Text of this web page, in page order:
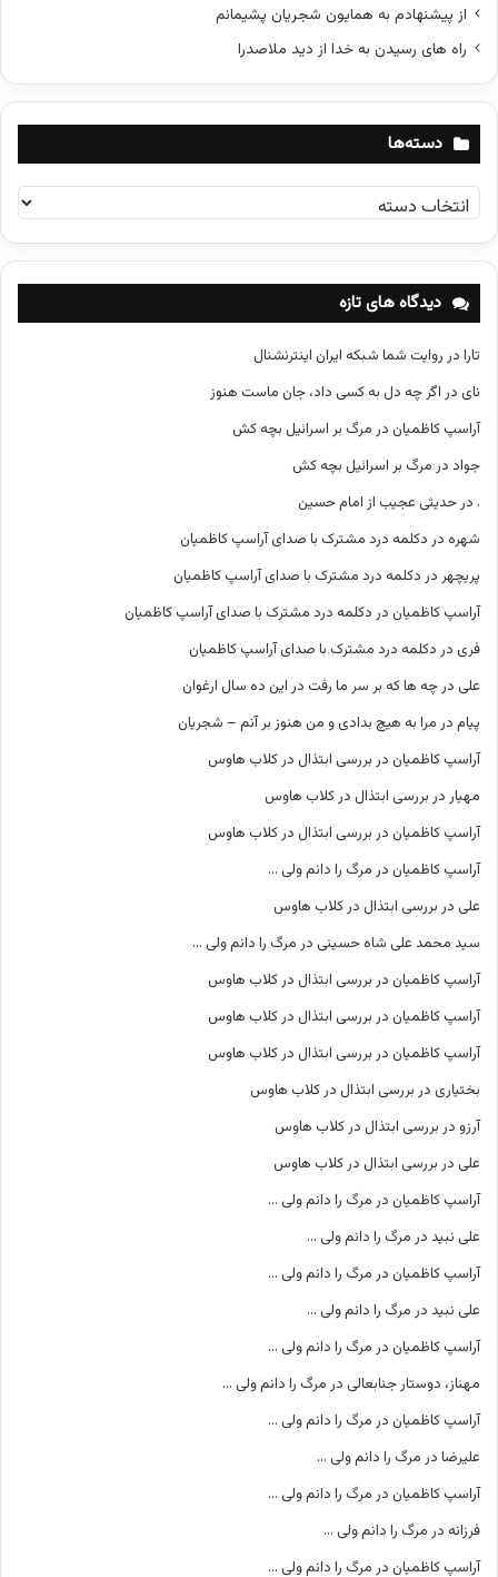
از پیشنهادم به همایون شجریان پشیمانم
راه های رسیدن به خدا از دید ملاصدرا
دسته‌ها
س
ت
ه‌
ه
دیدگاه های تازه
تارا در روایت شما شبکه ایران اینترنشنال
نای در اگر چه دل به کسی داد، جان ماست هنوز
آراسپ کاظمیان در مرگ بر اسرائیل بچه کش
جواد در مرگ بر اسرائیل بچه کش
. درحدیثی عجیب از امام حسین
شهره در دکلمه درد مشترک با صدای آراسپ کاظمیان
پریچهر در دکلمه درد مشترک با صدای آراسپ کاظمیان
آراسپ کاظمیان در دکلمه درد مشترک با صدای آراسپ کاظمیان
فری در دکلمه درد مشترک با صدای آراسپ کاظمیان
علی درچه ها که بر سر ما رفت در این ده سال ارغوان
پیام در مرا به هیچ بدادی و من هنوز بر آنم – شجریان
آراسپ کاظمیان در بررسی ابتذال در کلاب هاوس
مهیار در بررسی ابتذال در کلاب هاوس
آراسپ کاظمیان در بررسی ابتذال در کلاب هاوس
آراسپ کاظمیان در مرگ را دانم ولی …
علی در بررسی ابتذال در کلاب هاوس
سید محمد علی شاه حسینی در مرگ را دانم ولی …
آراسپ کاظمیان در بررسی ابتذال در کلاب هاوس
آراسپ کاظمیان در بررسی ابتذال در کلاب هاوس
آراسپ کاظمیان در بررسی ابتذال در کلاب هاوس
بختیاری در بررسی ابتذال در کلاب هاوس
آرزو در بررسی ابتذال در کلاب هاوس
علی در بررسی ابتذال در کلاب هاوس
آراسپ کاظمیان در مرگ را دانم ولی …
علی نبید در مرگ را دانم ولی …
آراسپ کاظمیان در مرگ را دانم ولی …
علی نبید در مرگ را دانم ولی …
آراسپ کاظمیان در مرگ را دانم ولی …
مهناز، دوستار جنابعالی در مرگ را دانم ولی …
آراسپ کاظمیان در مرگ را دانم ولی …
علیرضا در مرگ را دانم ولی …
آراسپ کاظمیان در مرگ را دانم ولی …
فرزانه در مرگ را دانم ولی …
آراسپ کاظمیان در مرگ را دانم ولی …